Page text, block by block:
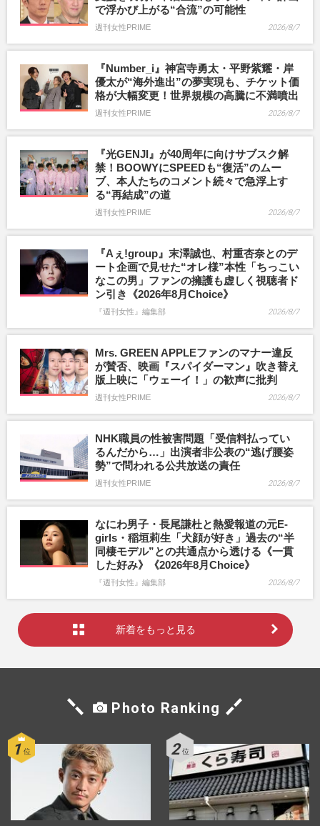
で浮かび上がる“合流”の可能性
週刊女性PRIME 2026/8/7
『Number_i』神宮寺勇太・平野紫耀・岸
優太が“海外進出”の夢実現も、チケット価
格が大幅変更！世界規模の高騰に不満噴出
週刊女性PRIME 2026/8/7
『光GENJI』が40周年に向けサブスク解
禁！BOOWYにSPEEDも“復活”のムー
ブ、本人たちのコメント続々で急浮上す
る“再結成”の道
週刊女性PRIME 2026/8/7
『Aぇ!group』末澤誠也、村重杏奈とのデ
ート企画で見せた“オレ様”本性「ちっこい
なこの男」ファンの擁護も虚しく視聴者ド
ン引き《2026年8月Choice》
『週刊女性』編集部 2026/8/7
Mrs. GREEN APPLEファンのマナー違反
が賛否、映画『スパイダーマン』吹き替え
版上映に「ウェーイ！」の歓声に批判
週刊女性PRIME 2026/8/7
NHK職員の性被害問題「受信料払ってい
るんだから…」出演者非公表の“逃げ腰姿
勢”で問われる公共放送の責任
週刊女性PRIME 2026/8/7
なにわ男子・長尾謙杜と熱愛報道の元E-
girls・稲垣莉生「犬顔が好き」過去の“半
同棲モデル”との共通点から透ける《一貫
した好み》《2026年8月Choice》
『週刊女性』編集部 2026/8/7
新着をもっと見る
Photo Ranking